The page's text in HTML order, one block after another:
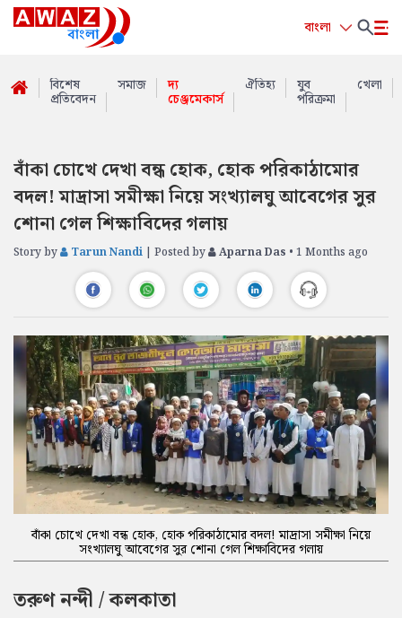
বাংলা
বিশেষ
প্রতিবেদন
সমাজ দ্য
চেঞ্জমেকার্স
ঐতিহ্য যুব
পরিক্রমা
খেলা
বাঁকা চোখে দেখা বন্ধ হোক, হোক পরিকাঠামোর
বদল! মাদ্রাসা সমীক্ষা নিয়ে সংখ্যালঘু আবেগের সুর
শোনা গেল শিক্ষাবিদের গলায়
Story by Tarun Nandi | Posted by Aparna Das • 1 Months ago
বাঁকা চোখে দেখা বন্ধ হোক, হোক পরিকাঠামোর বদল! মাদ্রাসা সমীক্ষা নিয়ে
সংখ্যালঘু আবেগের সুর শোনা গেল শিক্ষাবিদের গলায়
তরুণ নন্দী / কলকাতা